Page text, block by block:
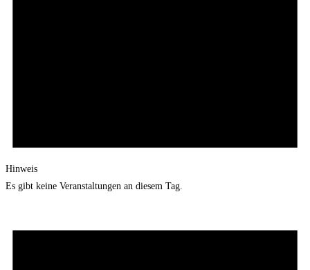
Hinweis
Es gibt keine Veranstaltungen an diesem Tag.